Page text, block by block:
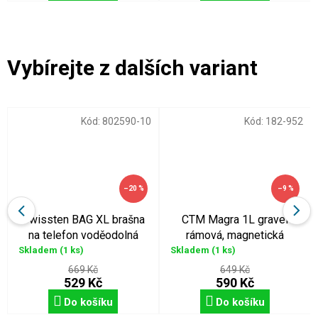
–20 %
Swissten BAG XL brašna
na telefon voděodolná
Skladem (1 ks)
669 Kč
529 Kč
Do košíku
Kód: 802590-10
–9 %
CTM Magra 1L gravel
rámová, magnetická
Skladem (1 ks)
649 Kč
590 Kč
Do košíku
Kód: 182-952